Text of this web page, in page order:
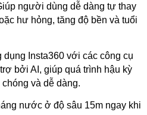
người dùng dễ dàng tự thay
hư hỏng, tăng độ bền và tuổi
Insta360 với các công cụ
bởi AI, giúp quá trình hậu kỳ
và dễ dàng.
nước ở độ sâu 15m ngay khi